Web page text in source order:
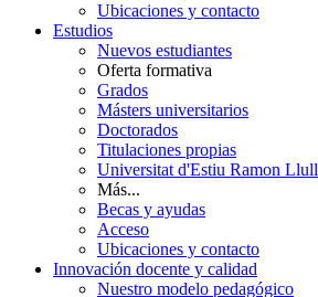
Ubicaciones y contacto
Estudios
Nuevos estudiantes
Oferta formativa
Grados
Másters universitarios
Doctorados
Titulaciones propias
Universitat d'Estiu Ramon Llull
Más...
Becas y ayudas
Acceso
Ubicaciones y contacto
Innovación docente y calidad
Nuestro modelo pedagógico